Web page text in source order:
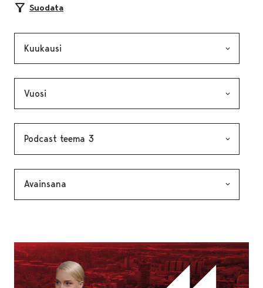
Suodata